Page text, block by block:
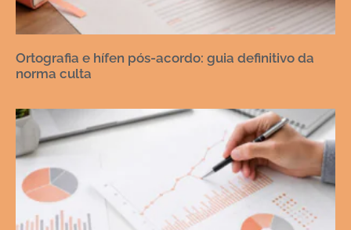
Ortografia e hífen pós-acordo: guia definitivo da
norma culta